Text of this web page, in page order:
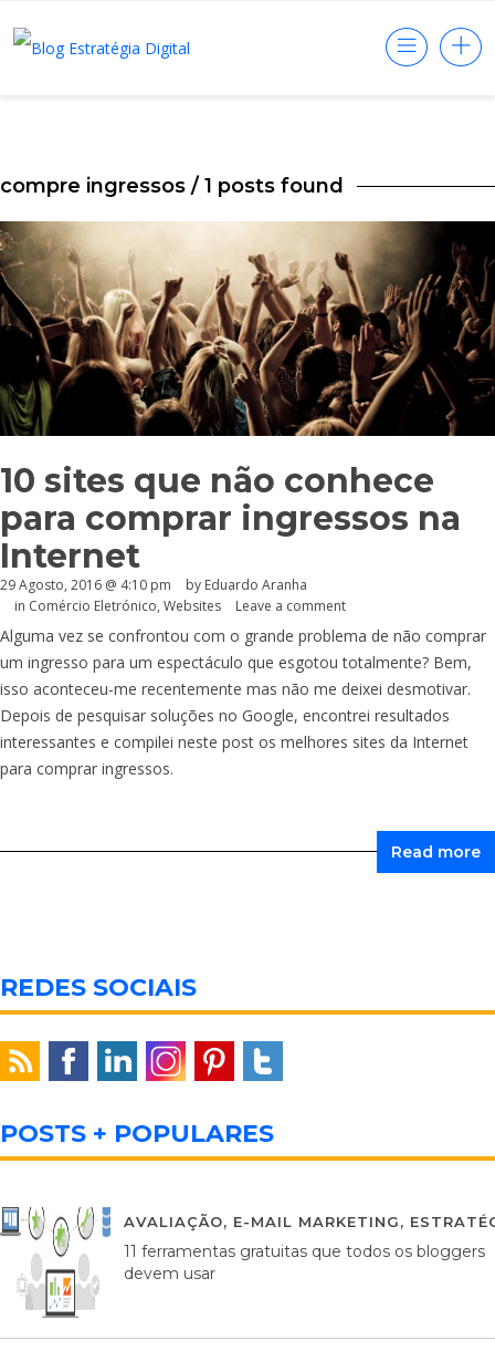
compre ingressos / 1 posts found
10 sites que não conhece
para comprar ingressos na
Internet
29 Agosto, 2016 @ 4:10 pm by Eduardo Aranha
in Comércio Eletrónico, Websites Leave a comment
Alguma vez se confrontou com o grande problema de não comprar
um ingresso para um espectáculo que esgotou totalmente? Bem,
isso aconteceu-me recentemente mas não me deixei desmotivar.
Depois de pesquisar soluções no Google, encontrei resultados
interessantes e compilei neste post os melhores sites da Internet
para comprar ingressos.
Read more
REDES SOCIAIS
POSTS + POPULARES
AVALIAÇÃO, E-MAIL MARKETING,
11 ferramentas gratuitas que todos os bloggers
devem usar